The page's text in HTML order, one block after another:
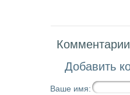
Добавить
Ваше имя: